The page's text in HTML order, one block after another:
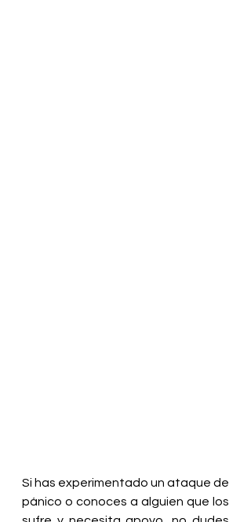
Si has experimentado un ataque de
pánico o conoces a alguien que los